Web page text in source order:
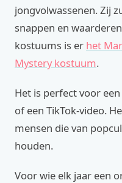
jongvolwassenen. Zij
snappen en
kostuums is er het
Mystery kostuum.
Het is perfect voor
of een TikTok-video.
mensen die van
houden.
Voor wie elk jaar een